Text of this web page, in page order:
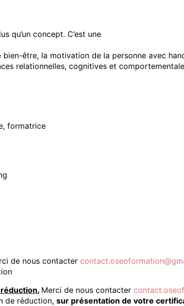
qu’un concept. C’est une
bien-être, la motivation de la personne avec
relationnelles, cognitives et
formatrice
de nous contacter
Merci de nous contacter
de réduction, sur présentation de votre